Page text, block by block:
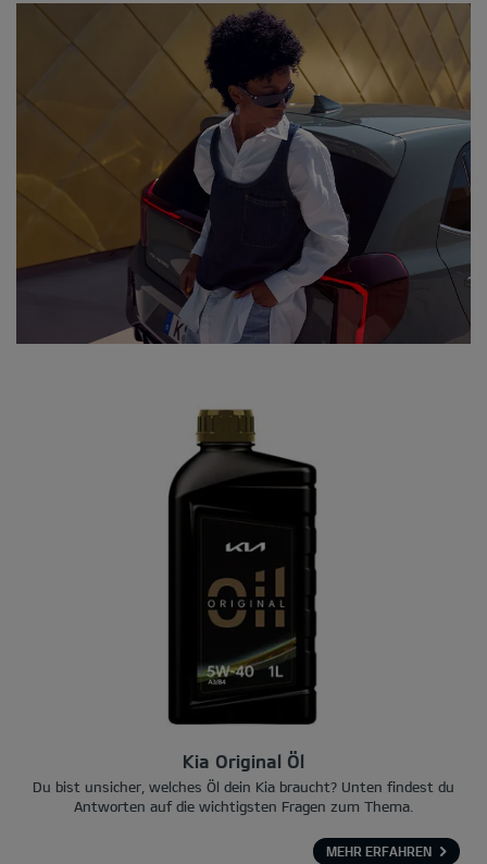
Kia Original Öl
Du bist unsicher, welches Öl dein Kia braucht? Unten findest du
Antworten auf die wichtigsten Fragen zum Thema.
MEHR ERFAHREN